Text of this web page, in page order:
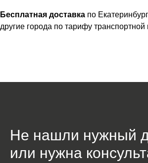
Бесплатная доставка по
другие города по тарифу транспортной
Не нашли нужный
или нужна